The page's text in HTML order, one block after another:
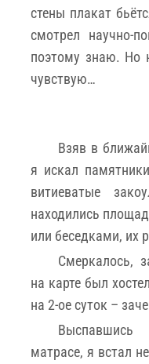
стены плакат
смотрел научно-
поэтому знаю. Но
чувствую…
Взяв в
я искал
витиеватые
находились
или беседками, их
Смеркалось,
на карте был
на 2-ое суток –
матрасе, я встал